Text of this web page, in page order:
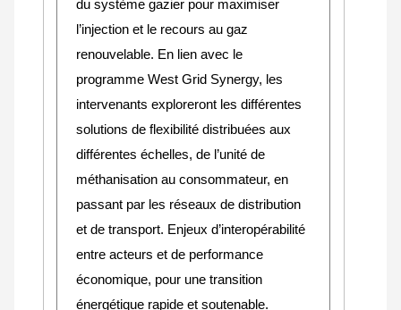
du système gazier pour maximiser
l’injection et le recours au gaz
renouvelable. En lien avec le
programme West Grid Synergy, les
intervenants exploreront les différentes
solutions de flexibilité distribuées aux
différentes échelles, de l’unité de
méthanisation au consommateur, en
passant par les réseaux de distribution
et de transport. Enjeux d’interopérabilité
entre acteurs et de performance
économique, pour une transition
énergétique rapide et soutenable.